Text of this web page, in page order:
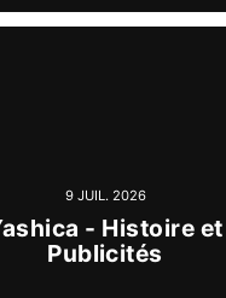
9 JUIL. 2026
- Histoire et
Publicités